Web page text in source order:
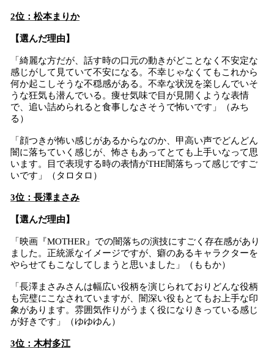
2位：松本まりか
【選んだ理由】
「綺麗な方だが、話す時の口元の動きがどことなく不安定な
感じがして見ていて不安になる。不幸じゃなくてもこれから
何か起こしそうな不穏感がある。不幸な状況を楽しんでいそ
うな狂気も潜んでいる。痩せ気味で目が見開くような表情
で、追い詰められると食事しなさそうで怖いです」（みち
る）
「顔つきが怖い感じがあるからなのか、甲高い声でどんどん
闇に落ちていく感じが、怖さもあってとても上手いなって思
います。目で表現する時の表情がTHE闇落ちって感じですご
いです」（タロタロ）
3位：長澤まさみ
【選んだ理由】
「映画『MOTHER』での闇落ちの演技にすごく存在感があり
ました。正統派なイメージですが、癖のあるキャラクターを
やらせてもこなしてしまうと思いました」（ももか）
「長澤まさみさんは幅広い役柄を演じられておりどんな役柄
も完璧にこなされていますが、闇深い役もとてもお上手な印
象があります。雰囲気作りがうまく役になりきっている感じ
が好きです」（ゆゆゆん）
3位：木村多江